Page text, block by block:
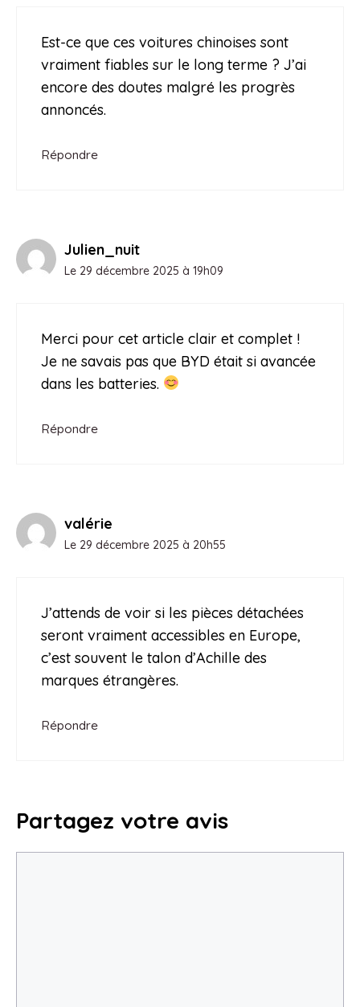
Est-ce que ces voitures chinoises sont
vraiment fiables sur le long terme ? J’ai
encore des doutes malgré les progrès
annoncés.
Répondre
Julien_nuit
Le 29 décembre 2025 à 19h09
Merci pour cet article clair et complet !
Je ne savais pas que BYD était si avancée
dans les batteries.
Répondre
valérie
Le 29 décembre 2025 à 20h55
J’attends de voir si les pièces détachées
seront vraiment accessibles en Europe,
c’est souvent le talon d’Achille des
marques étrangères.
Répondre
Partagez votre avis